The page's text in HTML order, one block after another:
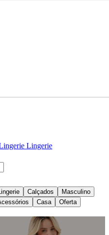
Lingerie
Calçados
Masculino
Casa Oferta